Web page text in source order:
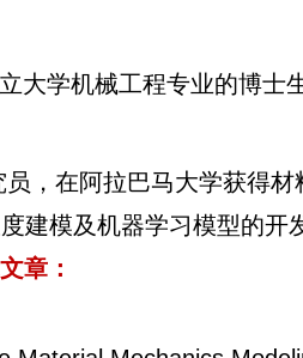
大学机械工程专业的博士
员，在阿拉巴马大学获得
建模及机器学习模型的开
章：